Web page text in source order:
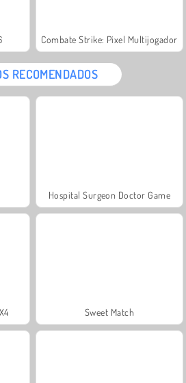
Combate Strike: Pixel Multijogador
RECOMENDADOS
Hospital Surgeon Doctor Game
Sweet Match